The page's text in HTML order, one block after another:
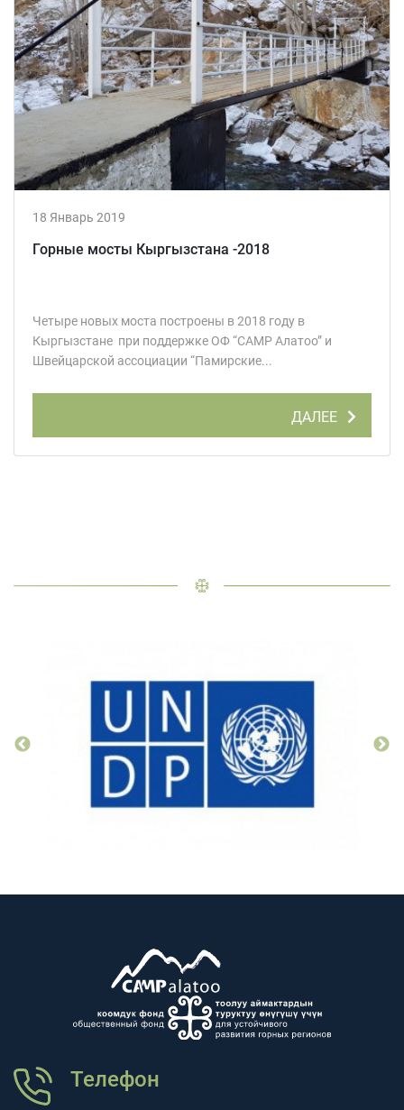
18 Январь 2019
Горные мосты Кыргызстана -2018
Четыре новых моста построены в 2018 году в
Кыргызстане при поддержке ОФ “CAMP Алатоо” и
Швейцарской ассоциации “Памирские...
ДАЛЕЕ
Телефон